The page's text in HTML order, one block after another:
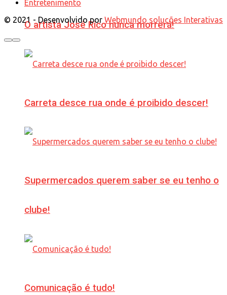
O artista José Rico nunca morrerá!
Carreta desce rua onde é proibido descer!
Supermercados querem saber se eu tenho o
clube!
Comunicação é tudo!
Entretenimento
© 2021 - Desenvolvido por Webmundo soluções Interativas